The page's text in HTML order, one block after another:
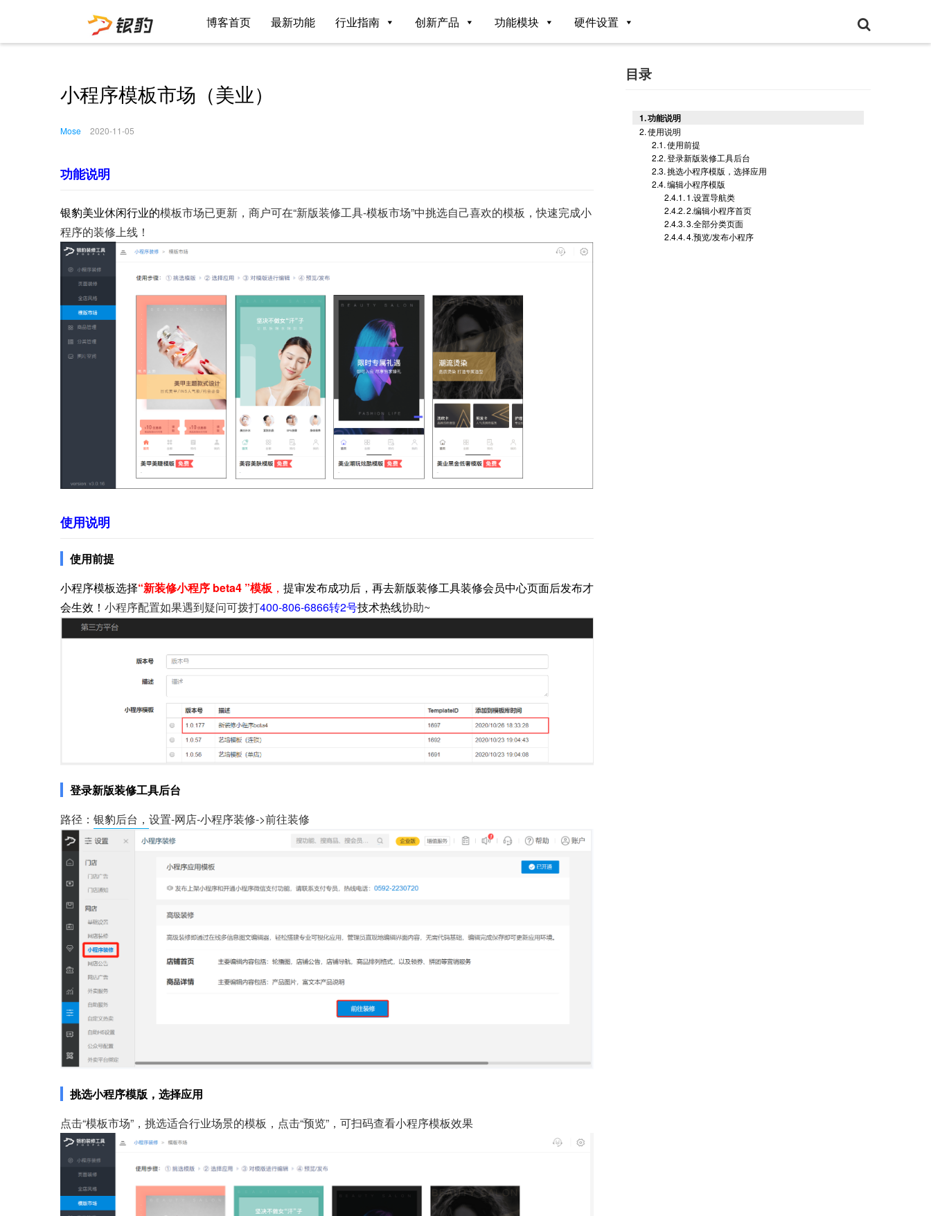
博客首页 最新功能 行业指南 创新产品 功能模块 硬件设置
小程序模板市场（美业）
Mose 2020-11-05
功能说明
银豹美业休闲行业的模板市场已更新，商户可在“新版装修工具-模板市场”中挑选自己喜欢的模板，快速完成小
程序的装修上线！
使用说明
使用前提
小程序模板选择“新装修小程序 beta4 ”模板 ， 提审发布成功后，再去新版装修工具装修会员中心页面后发布才
会生效！ 小程序配置如果遇到疑问可拨打400-806-6866转2号技术热线协助~
登录新版装修工具后台
路径： 银豹后台， 设置-网店-小程序装修->前往装修
挑选小程序模版，选择应用
点击“模板市场”，挑选适合行业场景的模板，点击“预览”，可扫码查看小程序模板效果
目录
功能说明
使用说明
使用前提
登录新版装修工具后台
挑选小程序模版，选择应用
编辑小程序模版
1.设置导航类
2.编辑小程序首页
3.全部分类页面
4.预览/发布小程序